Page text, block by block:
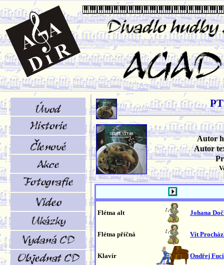
Autor
Autor
Flétna alt Johana
Flétna příčná Vít
Klavír Ondřej